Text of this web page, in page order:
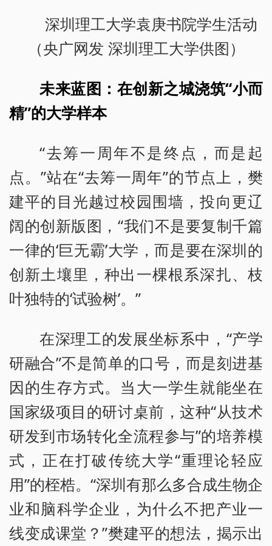
深圳理工大学袁庚书院学生活动
（央广网发 深圳理工大学供图）
未来蓝图：在创新之城浇筑“小而
精”的大学样本
“去筹一周年不是终点，而是起
点。”站在“去筹一周年”的节点上，樊
建平的目光越过校园围墙，投向更辽
阔的创新版图，“我们不是要复制千篇
一律的‘巨无霸’大学，而是要在深圳的
创新土壤里，种出一棵根系深扎、枝
叶独特的‘试验树’。”
在深理工的发展坐标系中，“产学
研融合”不是简单的口号，而是刻进基
因的生存方式。当大一学生就能坐在
国家级项目的研讨桌前，这种“从技术
研发到市场转化全流程参与”的培养模
式，正在打破传统大学“重理论轻应
用”的桎梏。“深圳有那么多合成生物企
业和脑科学企业，为什么不把产业一
线变成课堂？”樊建平的想法，揭示出